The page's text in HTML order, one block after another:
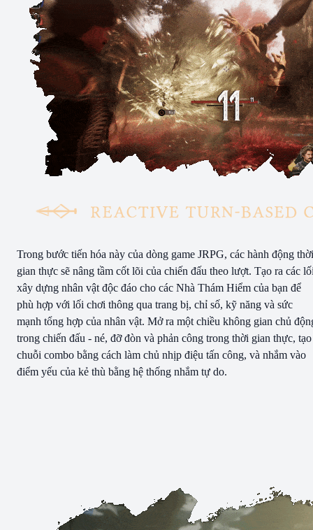
Trong bước tiến hóa này của dòng game JRPG, các hành động thời
gian thực sẽ nâng tầm cốt lõi của chiến đấu theo lượt. Tạo ra các
xây dựng nhân vật độc đáo cho các Nhà Thám Hiểm của bạn để
phù hợp với lối chơi thông qua trang bị, chỉ số, kỹ năng và sức
mạnh tổng hợp của nhân vật. Mở ra một chiều không gian chủ
trong chiến đấu - né, đỡ đòn và phản công trong thời gian thực, tạo
chuỗi combo bằng cách làm chủ nhịp điệu tấn công, và nhắm vào
điểm yếu của kẻ thù bằng hệ thống nhắm tự do.